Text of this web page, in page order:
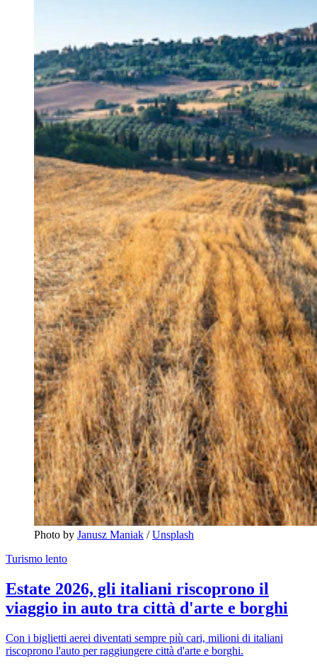
Photo by Janusz Maniak / Unsplash
Turismo lento
Estate 2026, gli italiani riscoprono il
viaggio in auto tra città d'arte e borghi
Con i biglietti aerei diventati sempre più cari, milioni di italiani
riscoprono l'auto per raggiungere città d'arte e borghi.